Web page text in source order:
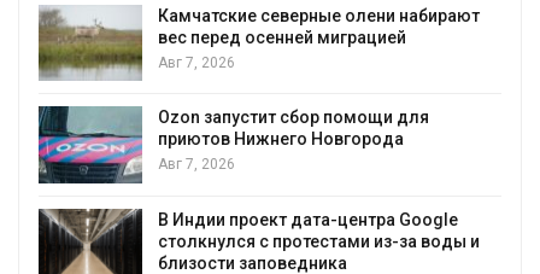
Камчатские северные олени набирают
вес перед осенней миграцией
Авг 7, 2026
Ozon запустит сбор помощи для
приютов Нижнего Новгорода
Авг 7, 2026
В Индии проект дата-центра Google
столкнулся с протестами из-за воды и
близости заповедника